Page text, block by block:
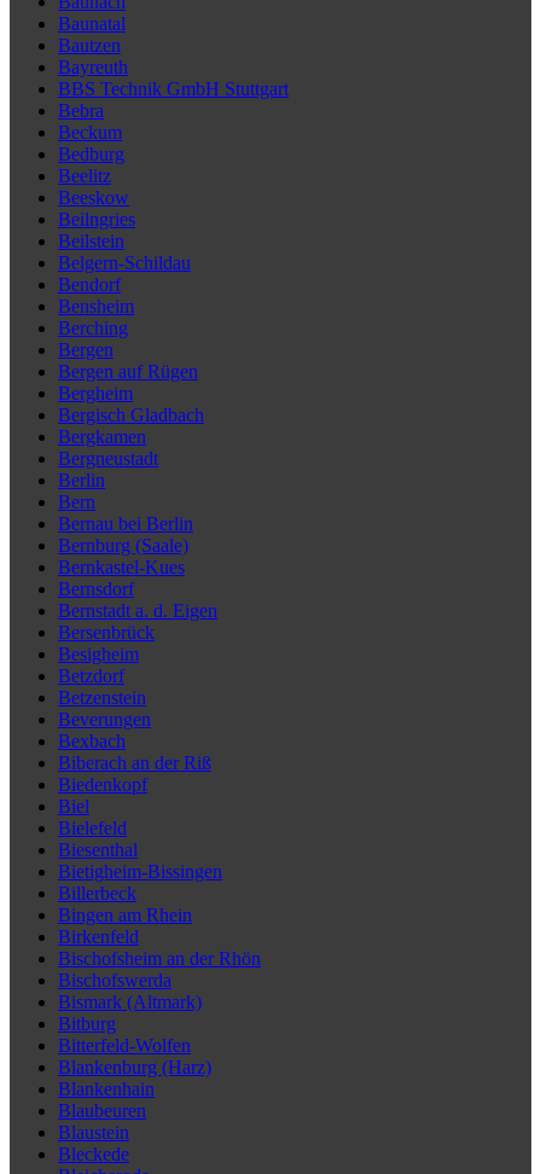
Baunatal
Bautzen
Bayreuth
BBS Technik GmbH Stuttgart
Bebra
Beckum
Bedburg
Beelitz
Beeskow
Beilngries
Beilstein
Belgern-Schildau
Bendorf
Bensheim
Berching
Bergen
Bergen auf Rügen
Bergheim
Bergisch Gladbach
Bergkamen
Bergneustadt
Berlin
Bern
Bernau bei Berlin
Bernburg (Saale)
Bernkastel-Kues
Bernsdorf
Bernstadt a. d. Eigen
Bersenbrück
Besigheim
Betzdorf
Betzenstein
Beverungen
Bexbach
Biberach an der Riß
Biedenkopf
Biel
Bielefeld
Biesenthal
Bietigheim-Bissingen
Billerbeck
Bingen am Rhein
Birkenfeld
Bischofsheim an der Rhön
Bischofswerda
Bismark (Altmark)
Bitburg
Bitterfeld-Wolfen
Blankenburg (Harz)
Blankenhain
Blaubeuren
Blaustein
Bleckede